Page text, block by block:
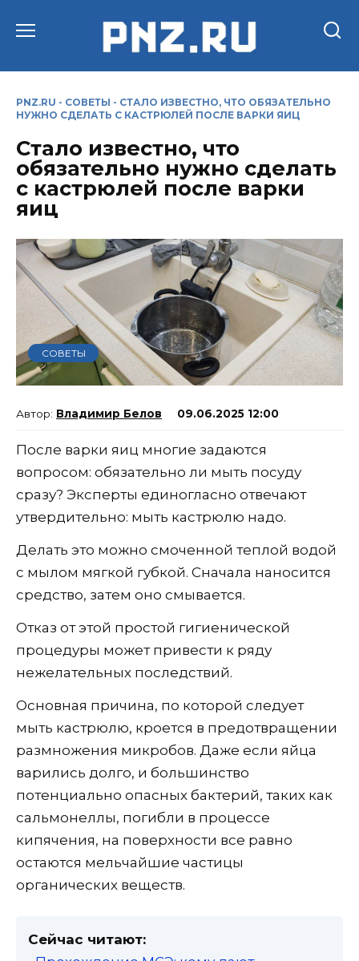
PNZ.RU - СОВЕТЫ - СТАЛО ИЗВЕСТНО, ЧТО ОБЯЗАТЕЛЬНО
НУЖНО СДЕЛАТЬ С КАСТРЮЛЕЙ ПОСЛЕ ВАРКИ ЯИЦ
Стало известно, что
обязательно нужно сделать
с кастрюлей после варки
яиц
СОВЕТЫ
Владимир Белов 09.06.2025 12:00
После варки яиц многие задаются
вопросом: обязательно ли мыть посуду
сразу? Эксперты единогласно отвечают
утвердительно: мыть кастрюлю надо.
Делать это можно смоченной теплой водой
с мылом мягкой губкой. Сначала наносится
средство, затем оно смывается.
Отказ от этой простой гигиенической
процедуры может привести к ряду
нежелательных последствий.
Основная причина, по которой следует
мыть кастрюлю, кроется в предотвращении
размножения микробов. Даже если яйца
варились долго, и большинство
потенциально опасных бактерий, таких как
сальмонеллы, погибли в процессе
кипячения, на поверхности все равно
остаются мельчайшие частицы
органических веществ.
Сейчас читают: